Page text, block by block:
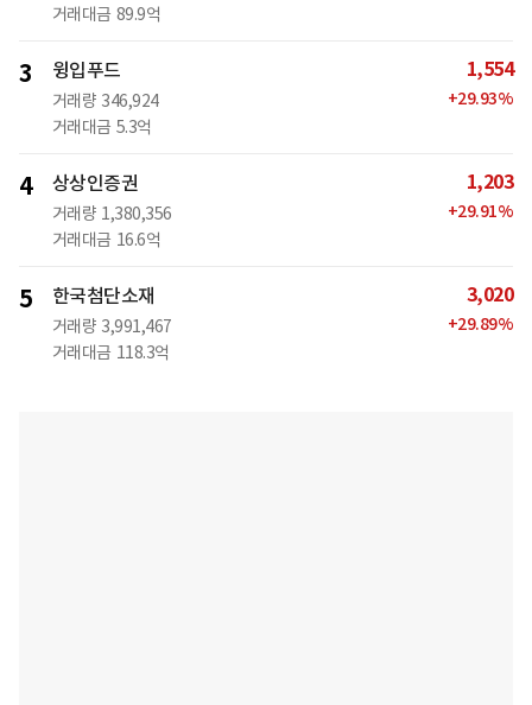
거래대금 89.9억
3 윙입푸드
거래량 346,924
거래대금 5.3억
1,554
+29.93%
4 상상인증권
거래량 1,380,356
거래대금 16.6억
1,203
+29.91%
5 한국첨단소재
거래량 3,991,467
거래대금 118.3억
3,020
+29.89%